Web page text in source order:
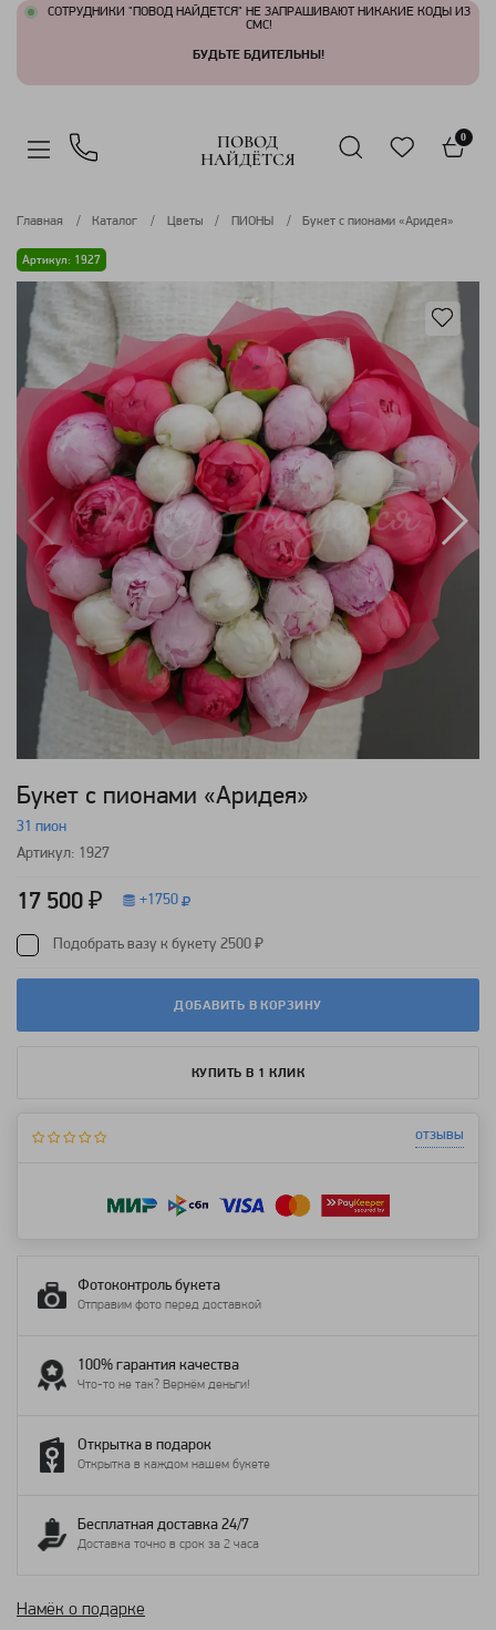
СОТРУДНИКИ "ПОВОД НАЙДЕТСЯ" НЕ ЗАПРАШИВАЮТ НИКАКИЕ КОДЫ ИЗ
СМС!
БУДЬТЕ БДИТЕЛЬНЫ!
ПОВОД
НАЙДЁТСЯ
0
Главная Каталог Цветы ПИОНЫ Букет с пионами «Аридея»
Артикул: 1927
Букет с пионами «Аридея»
31 пион
Артикул: 1927
17 500 ₽ +1750
Подобрать вазу к букету 2500 ₽
ДОБАВИТЬ В КОРЗИНУ
КУПИТЬ В 1 КЛИК
отзывы
Фотоконтроль букета
Отправим фото перед доставкой
100% гарантия качества
Что-то не так? Вернём деньги!
Открытка в подарок
Открытка в каждом нашем букете
Бесплатная доставка 24/7
Доставка точно в срок за 2 часа
Намёк о подарке